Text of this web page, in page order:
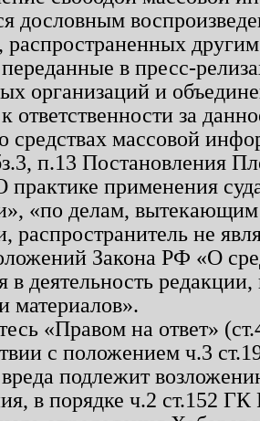
дословным
распространенных
в пресс-
организаций и
ответственности за
средствах массовой
п.13 Постановления
практике применения
«по делам, вытекающим
распространитель не
Закона РФ «О
в деятельность
материалов».
«Правом на ответ»
с положением ч.3
подлежит
в порядке ч.2 ст.152